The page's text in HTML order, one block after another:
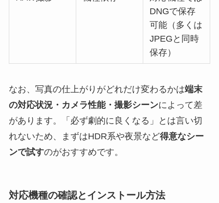
DNGで保存
可能（多くは
JPEGと同時
保存）
なお、写真の仕上がりがどれだけ変わるかは端末
の対応状況・カメラ性能・撮影シーンによって差
があります。「必ず劇的に良くなる」とは言い切
れないため、まずはHDR系や夜景など得意なシー
ンで試すのがおすすめです。
対応機種の確認とインストール方法